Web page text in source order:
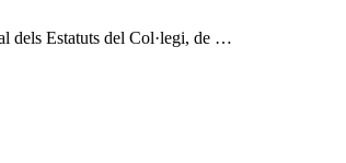
dels Estatuts del Col·legi, de …